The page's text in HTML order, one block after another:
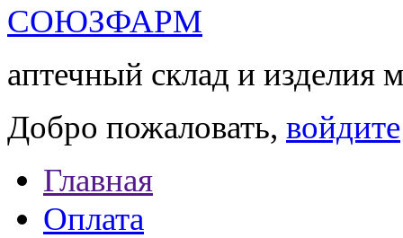
СОЮЗФАРМ
аптечный склад и изделия
Добро пожаловать, войдите
Главная
Оплата